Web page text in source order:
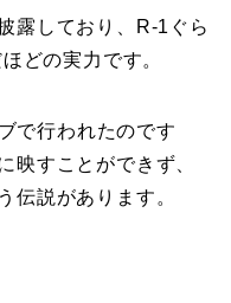
露しており、R-1ぐら
どの実力です。
で行われたのです
映すことができず、
伝説があります。